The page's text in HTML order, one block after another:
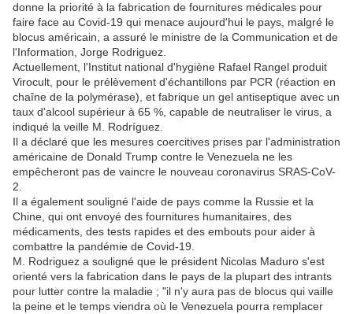
donne la priorité à la fabrication de fournitures médicales pour
faire face au Covid-19 qui menace aujourd'hui le pays, malgré le
blocus américain, a assuré le ministre de la Communication et de
l'Information, Jorge Rodriguez.
Actuellement, l'Institut national d'hygiène Rafael Rangel produit
Virocult, pour le prélèvement d'échantillons par PCR (réaction en
chaîne de la polymérase), et fabrique un gel antiseptique avec un
taux d'alcool supérieur à 65 %, capable de neutraliser le virus, a
indiqué la veille M. Rodríguez.
Il a déclaré que les mesures coercitives prises par l'administration
américaine de Donald Trump contre le Venezuela ne les
empêcheront pas de vaincre le nouveau coronavirus SRAS-CoV-
2.
Il a également souligné l'aide de pays comme la Russie et la
Chine, qui ont envoyé des fournitures humanitaires, des
médicaments, des tests rapides et des embouts pour aider à
combattre la pandémie de Covid-19.
M. Rodriguez a souligné que le président Nicolas Maduro s'est
orienté vers la fabrication dans le pays de la plupart des intrants
pour lutter contre la maladie ; "il n'y aura pas de blocus qui vaille
la peine et le temps viendra où le Venezuela pourra remplacer